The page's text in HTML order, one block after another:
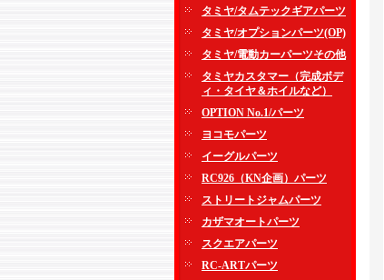
タミヤ/タムテックギアパーツ
タミヤ/オプションパーツ(OP)
タミヤ/電動カーパーツその他
タミヤカスタマー（完成ボデ
ィ・タイヤ＆ホイルなど）
OPTION No.1/パーツ
ヨコモパーツ
イーグルパーツ
RC926（KN企画）パーツ
ストリートジャムパーツ
カザマオートパーツ
スクエアパーツ
RC-ARTパーツ